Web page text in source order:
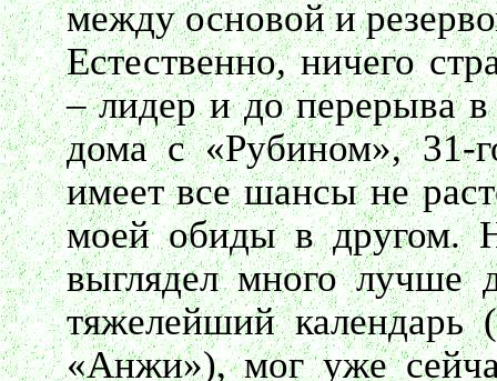
между основой и
Естественно, ничего
– лидер и до перерыва в
дома с «Рубином», 31-
имеет все шансы не
моей обиды в другом.
выглядел много лучше
тяжелейший
«Анжи»), мог уже